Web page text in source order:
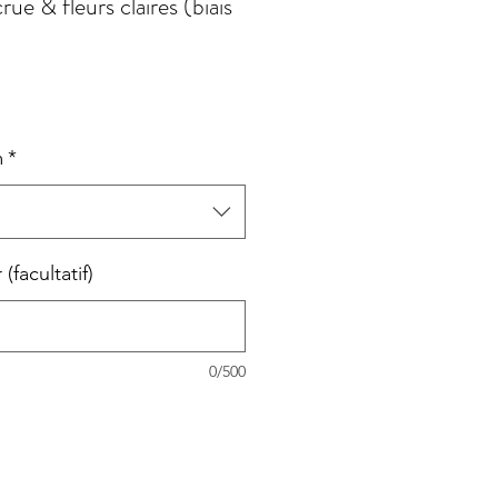
*
0/500